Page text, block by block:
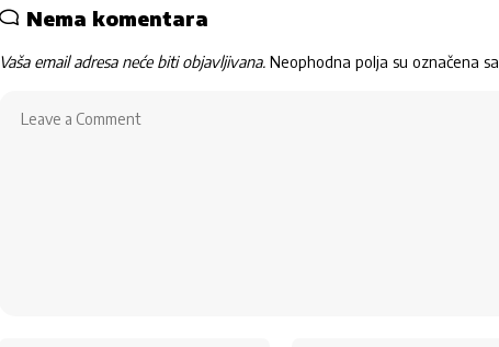
Nema komentara
Vaša email adresa neće biti objavljivana. Neophodna polja su označena sa